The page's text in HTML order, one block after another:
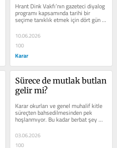
Hrant Dink Vakfı’nın gazeteci diyalog
programı kapsamında tarihi bir
seçime tanıklık etmek için dört gün
Erivan’daydım. Seçim...
10.06.2026
100
Karar
Sürece de mutlak butlan
gelir mi?
Karar okurları ve genel muhalif kitle
süreçten bahsedilmesinden pek
hoşlanmıyor. Bu kadar berbat şey
olurken iktidarın pozitif bir
gündemle...
03.06.2026
100